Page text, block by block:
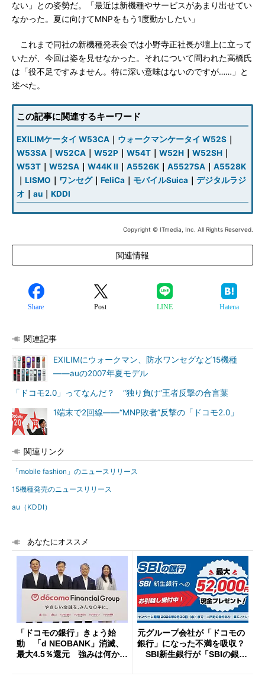
ない」との姿勢だ。「最近は新機種やサービスがあまり出せてい
なかった。夏に向けてMNPをもう1度動かしたい」
これまで同社の新機種発表会では小野寺正社長が壇上に立って
いたが、今回は姿を見せなかった。それについて問われた高橋氏
は「役不足ですみません。特に深い意味はないのですが……」と
述べた。
この記事に関連するキーワード
EXILIMケータイ W53CA ウォークマンケータイ W52S
W53SA
W52CA W52P W54T W52H W52SH
W53T
W52SA W44K II A5526K A5527SA
A5528K
LISMO ワンセグ｜ FeliCa モバイルSuica
デジタルラジ
オ
au KDDI
Copyright © ITmedia, Inc. All Rights Reserved.
関連情報
Share Post LINE Hatena
関連記事
EXILIMにウォークマン、防水ワンセグなど15機種
――auの2007年夏モデル
「ドコモ2.0」ってなんだ？ “独り負け”王者反撃の合言葉
1端末で2回線――“MNP敗者”反撃の「ドコモ2.0」
関連リンク
「mobile fashion」のニュースリリース
15機種発売のニュースリリース
au（KDDI）
あなたにオススメ
「ドコモの銀行」きょう始
動 「d NEOBANK」消滅、
最大4.5％還元 強みは何か解
元グループ会社が「ドコモの
銀行」になった不満を吸収？
SBI新生銀行が「SBIの銀